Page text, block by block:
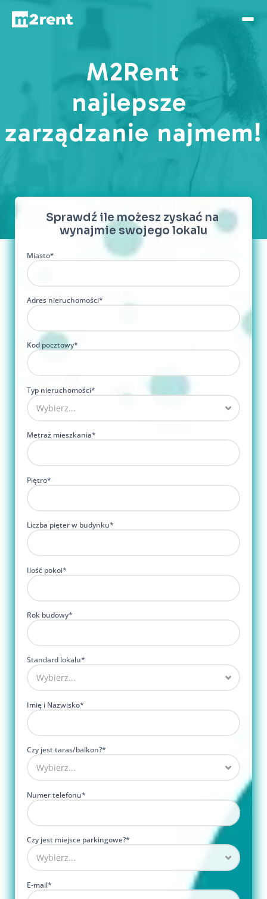
M2Rent
najlepsze
zarządzanie najmem!
Sprawdź ile możesz zyskać na
wynajmie swojego lokalu
Miasto*
Adres nieruchomości*
Kod pocztowy*
Typ nieruchomości*
Metraż mieszkania*
Piętro*
Liczba pięter w budynku*
Ilość pokoi*
Rok budowy*
Standard lokalu*
Imię i Nazwisko*
Czy jest taras/balkon?*
Numer telefonu*
Czy jest miejsce parkingowe?*
E-mail*